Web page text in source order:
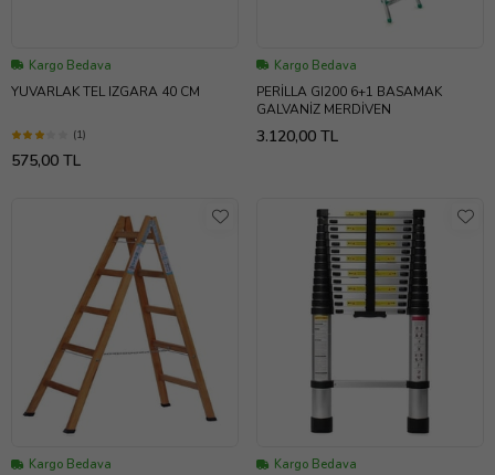
Kargo Bedava
YUVARLAK TEL IZGARA 40 CM
(1)
575,00 TL
Kargo Bedava
PERİLLA GI200 6+1 BASAMAK
GALVANİZ MERDİVEN
3.120,00 TL
Kargo Bedava Kargo Bedava